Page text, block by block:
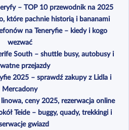
– TOP 10 przewodnik na 2025
które pachnie historią i bananami
na Teneryfie – kiedy i kogo
wezwać
South – shuttle busy, autobusy i
przejazdy
2025 – sprawdź zakupy z Lidla i
Mercadony
linowa, ceny 2025, rezerwacja online
Teide – buggy, quady, trekkingi i
gwiazd